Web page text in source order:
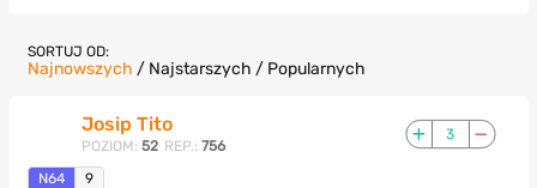
SORTUJ OD:
Najnowszych / Najstarszych / Popularnych
Josip Tito
POZIOM: 52 REP.: 756
3
N64 9